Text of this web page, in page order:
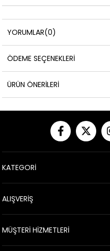
YORUMLAR(0)
ÖDEME SEÇENEKLERI
ÜRÜN ÖNERILERI
KATEGORİ
ALIŞVERİŞ
MÜŞTERİ HİZMETLERİ